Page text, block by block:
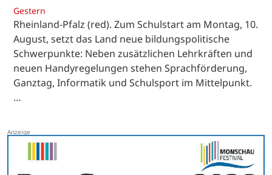
Gestern
Rheinland-Pfalz (red). Zum Schulstart am Montag, 10.
August, setzt das Land neue bildungspolitische
Schwerpunkte: Neben zusätzlichen Lehrkräften und
neuen Handyregelungen stehen Sprachförderung,
Ganztag, Informatik und Schulsport im Mittelpunkt.
…